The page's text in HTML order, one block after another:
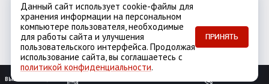
Город:Москва
ЕкатеринбургКазаньНовосибирскСанкт-Петербург
ВЫЗОВ ЗАМЕРЩИКА
Данный сайт использует cookie-файлы для
хранения информации на персональном
компьютере пользователя, необходимые
для работы сайта и улучшения
пользовательского интерфейса. Продолжая
использование сайта, вы соглашаетесь с
политикой конфиденциальности.
ПРИНЯТЬ